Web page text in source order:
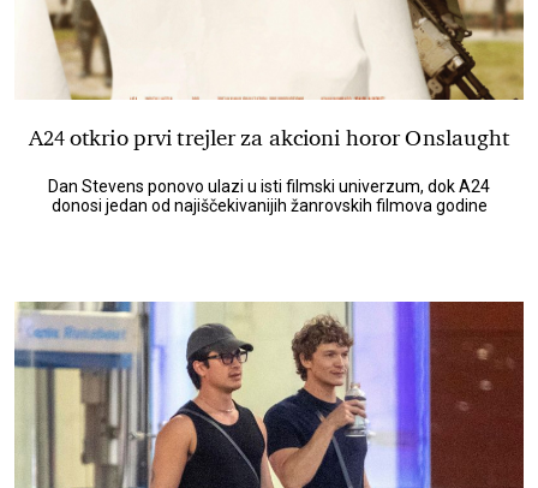
A24 otkrio prvi trejler za akcioni horor Onslaught
Dan Stevens ponovo ulazi u isti filmski univerzum, dok A24
donosi jedan od najiščekivanijih žanrovskih filmova godine